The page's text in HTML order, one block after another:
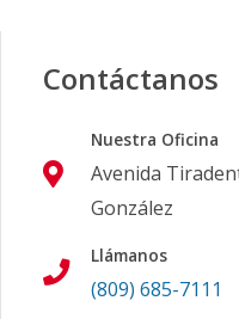
Contáctanos
Nuestra Oficina
Avenida
González
Llámanos
(809) 685-7111